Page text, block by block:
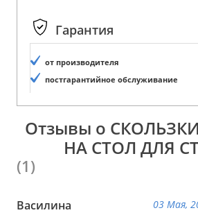
Гарантия
от производителя
постгарантийное обслуживание
Отзывы о
НА СТОЛ ДЛЯ
(1)
Василина
03 Мая,